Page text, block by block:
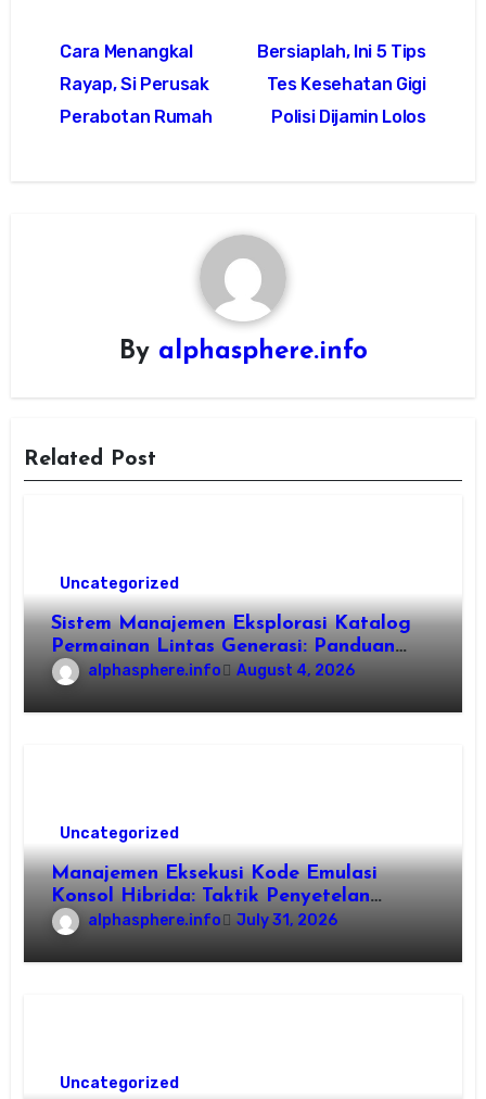
navigation
Cara Menangkal
Rayap, Si Perusak
Perabotan Rumah
Bersiaplah, Ini 5 Tips
Tes Kesehatan Gigi
Polisi Dijamin Lolos
By alphasphere.info
Related Post
Uncategorized
Sistem Manajemen Eksplorasi Katalog
Permainan Lintas Generasi: Panduan
Pengorganisasian Berkas ROM dan
Emulasi
alphasphere.info August 4, 2026
Uncategorized
Manajemen Eksekusi Kode Emulasi
Konsol Hibrida: Taktik Penyetelan
Shader dan Rendisi Grafis
alphasphere.info July 31, 2026
Uncategorized